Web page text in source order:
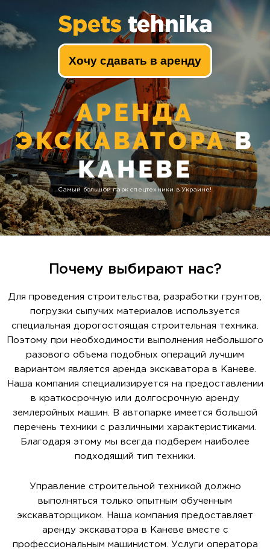
Spets tehnika
Хочу сдавать в аренду
АРЕНДА
ЭКСКАВАТОРАВ
КАНЕВЕ
Самый большой парк спецтехники в Украине!
Почему выбирают нас?
Для проведения строительства, разработки грунтов,
погрузки сыпучих материалов используется
специальная дорогостоящая строительная техника.
Поэтому при необходимости выполнения небольшого
разового объема подобных операций лучшим
вариантом является аренда экскаватора в Каневе.
Наша компания специализируется на предоставлении
в краткосрочную или долгосрочную аренду
землеройных машин. В автопарке имеется большой
перечень техники с различными характеристиками.
Благодаря этому мы всегда подберем наиболее
подходящий тип техники.
Управление строительной техникой должно
выполняться только опытным обученным
экскаваторщиком. Наша компания предоставляет
аренду экскаватора в Каневе вместе с
профессиональным машинистом. Услуги оператора